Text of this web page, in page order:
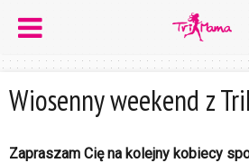
Wiosenny weekend z
Zapraszam Cię na kolejny kobiecy